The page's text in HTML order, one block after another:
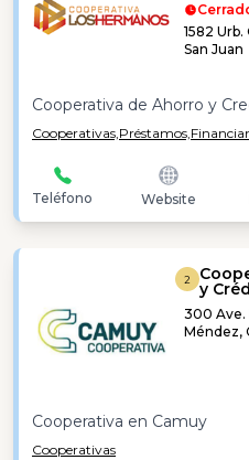
1582
San Juan
Cooperativa de Ahorro y
Cooperativas,Préstamos,
Teléfono Website
2 y
300 Ave.
Méndez,
Cooperativa en Camuy
Cooperativas